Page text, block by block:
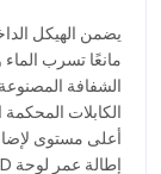
يضمن الهيكل
مانعًا تسرب
الشفافة
الكابلات
أعلى مستوى